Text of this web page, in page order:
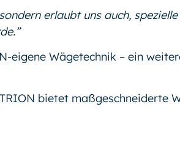
erlaubt uns auch,
eigene Wägetechnik – ein
bietet maßgeschneiderte